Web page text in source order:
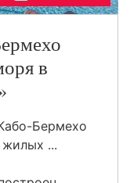
в
Бермехо
...